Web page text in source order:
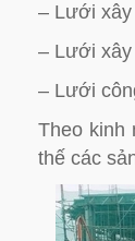
– Lưới xây
– Lưới
– Lưới
Theo kinh
thế các